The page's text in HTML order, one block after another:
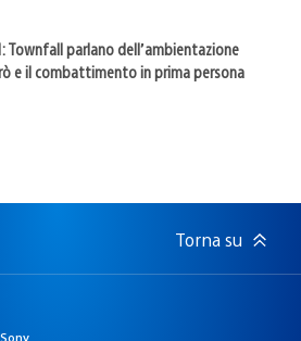
Townfall parlano dell’ambientazione
e il combattimento in prima persona
Torna su
Sony